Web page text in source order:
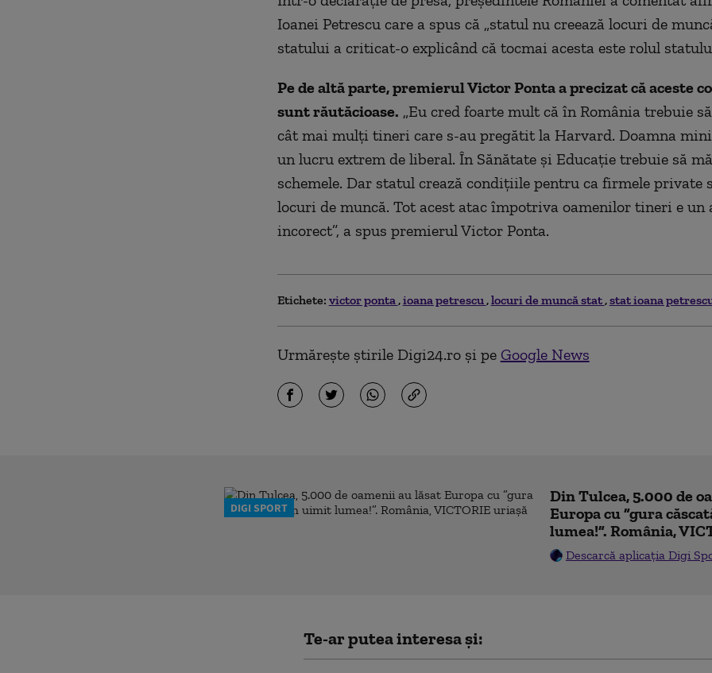
Ioanei Petrescu care a spus că „statul nu creează locuri de
statului a criticat-o explicând că tocmai acesta este rolul
Pe de altă parte, premierul Victor Ponta a precizat că aceste
sunt răutăcioase. „Eu cred foarte mult că în România trebuie
cât mai mulți tineri care s-au pregătit la Harvard. Doamna
un lucru extrem de liberal. În Sănătate și Educație trebuie să
schemele. Dar statul crează condițiile pentru ca firmele private
locuri de muncă. Tot acest atac împotriva oamenilor tineri e un
incorect”, a spus premierul Victor Ponta.
Etichete: victor ponta ioana petrescu locuri de muncă stat stat ioana
Urmărește știrile Digi24.ro și pe Google News
DIGI SPORT
Din Tulcea, 5.000 de
Europa cu ”gura
lumea!”. România,
Descarcă aplicația Digi
Te-ar putea interesa și: